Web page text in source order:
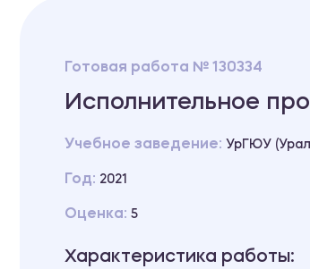
Готовая работа № 130334
Исполнительное
Учебное заведение: УрГЮУ
Год: 2021
Оценка: 5
Характеристика работы: